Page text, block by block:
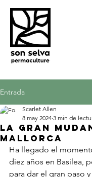
Entrada
La gran
Mallorca
Scarlet Allen
8 may 2024 3 min de
Ha llegado el
diez años en Basilea,
para dar el gran paso